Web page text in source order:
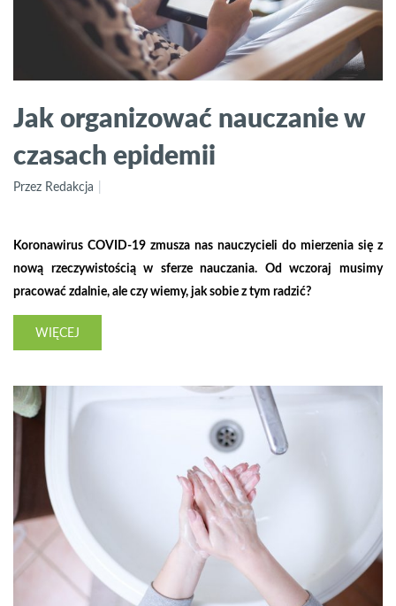
Jak organizować nauczanie w
czasach epidemii
Przez Redakcja
Koronawirus COVID-19 zmusza nas nauczycieli do mierzenia się z
nową rzeczywistością w sferze nauczania. Od wczoraj musimy
pracować zdalnie, ale czy wiemy, jak sobie z tym radzić?
WIĘCEJ